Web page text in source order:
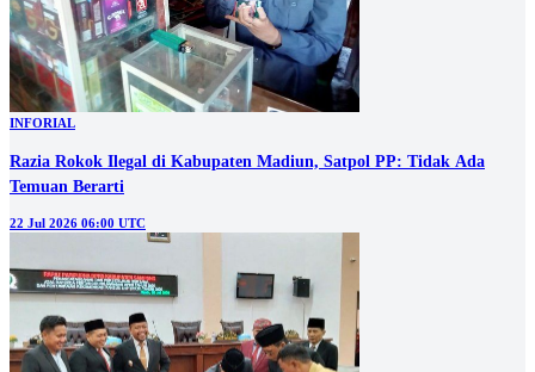
INFORIAL
Razia Rokok Ilegal di Kabupaten Madiun, Satpol PP: Tidak Ada
Temuan Berarti
22 Jul 2026 06:00 UTC